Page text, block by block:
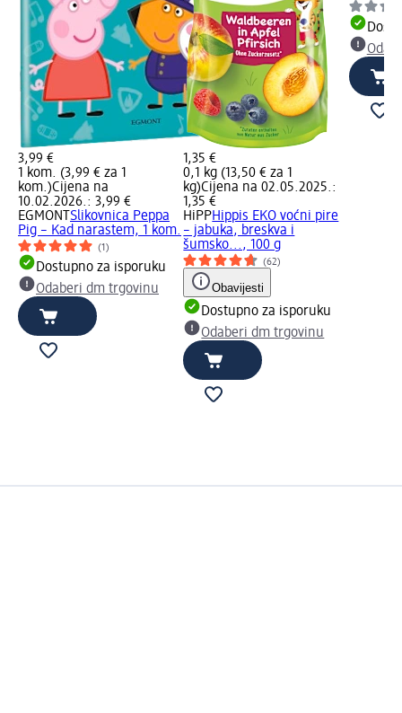
3,99 €
1 kom. (3,99 € za 1
kom.)Cijena na
10.02.2026.: 3,99 €
EGMONT Slikovnica Peppa
Pig – Kad narastem, 1 kom.
(1)
Dostupno za isporuku
Odaberi dm trgovinu
1,35 €
0,1 kg (13,50 € za 1
kg)Cijena na 02.05.2025.:
1,35 €
HiPPHippis EKO voćni pire
– jabuka, breskva i
šumsko..., 100 g
(62)
Obavijesti
Dostupno za isporuku
Odaberi dm trgovinu